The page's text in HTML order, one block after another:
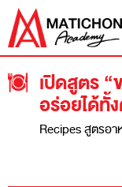
Skip
content
เปิดสูตร “
อร่อยได้ทั้
Recipes สูตรอา